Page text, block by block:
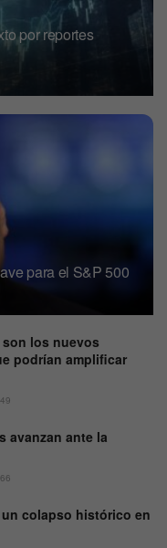
por reportes
para el S&P 500
los nuevos
podrían amplificar
avanzan ante la
colapso histórico en